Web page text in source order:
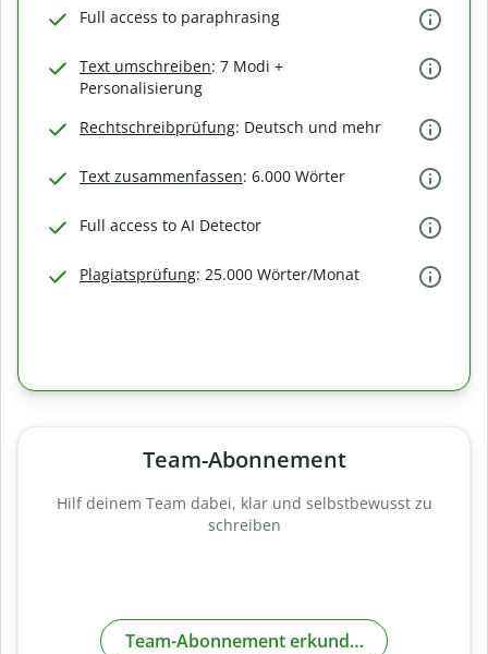
Full access to paraphrasing
Text umschreiben: 7 Modi +
Personalisierung
Rechtschreibprüfung: Deutsch und mehr
Text zusammenfassen: 6.000 Wörter
Full access to AI Detector
Plagiatsprüfung: 25.000 Wörter/Monat
Team-Abonnement
Hilf deinem Team dabei, klar und selbstbewusst zu
schreiben
Team-Abonnement erkunden